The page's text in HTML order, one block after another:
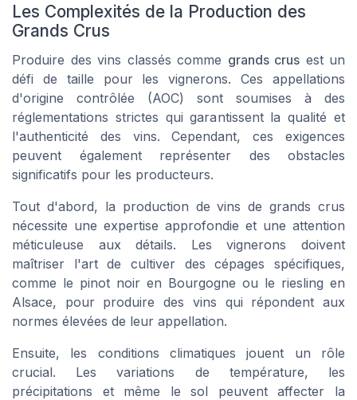
Les Complexités de la Production des
Grands Crus
Produire des vins classés comme grands crus est un
défi de taille pour les vignerons. Ces appellations
d'origine contrôlée (AOC) sont soumises à des
réglementations strictes qui garantissent la qualité et
l'authenticité des vins. Cependant, ces exigences
peuvent également représenter des obstacles
significatifs pour les producteurs.
Tout d'abord, la production devins degrands crus
nécessite une expertise approfondie et une attention
méticuleuse aux détails. Les vignerons doivent
maîtriser l'art de cultiver des cépages spécifiques,
comme le pinot noir en Bourgogne ou le riesling en
Alsace, pour produire des vins qui répondent aux
normes élevées de leur appellation.
Ensuite, les conditions climatiques jouent un rôle
crucial. Les variations de température, les
précipitations et même le sol peuvent affecter la